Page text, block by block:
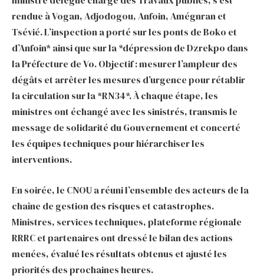
rendue à Vogan, Adjodogou, Anfoin, Amégnran et
Tsévié. L’inspection a porté sur les ponts de Boko et
d’Anfoin* ainsi que sur la *dépression de Dzrekpo dans
la Préfecture de Vo. Objectif : mesurer l’ampleur des
dégâts et arrêter les mesures d’urgence pour rétablir
la circulation sur la *RN34*. À chaque étape, les
ministres ont échangé avec les sinistrés, transmis le
message de solidarité du Gouvernement et concerté
les équipes techniques pour hiérarchiser les
interventions.
En soirée, le CNOU a réuni l’ensemble des acteurs de la
chaîne de gestion des risques et catastrophes.
Ministres, services techniques, plateforme régionale
RRRC et partenaires ont dressé le bilan des actions
menées, évalué les résultats obtenus et ajusté les
priorités des prochaines heures.